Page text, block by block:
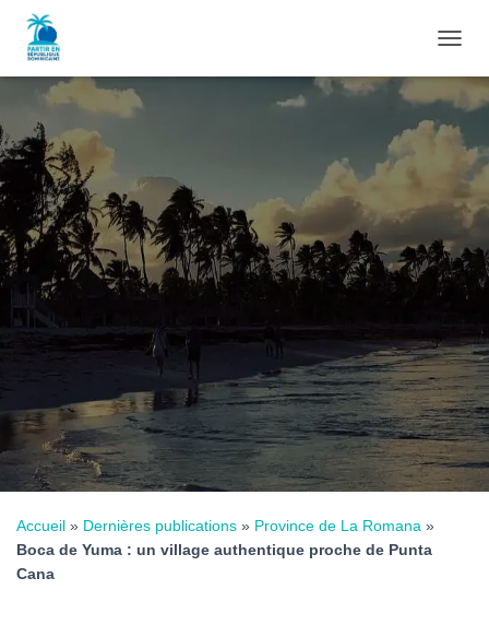
É
L
N
A
A
T
I
O
N
Accueil » Dernières publications » Province de La Romana »
Boca de Yuma : un village authentique proche de Punta
Cana